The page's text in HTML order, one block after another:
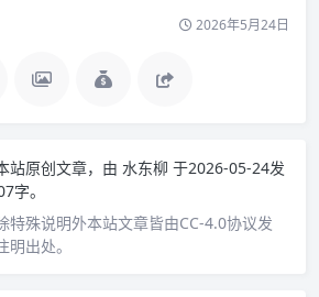
2026年5月24日
站原创文章，由 水东柳 于2026-05-24发
字。
特殊说明外本站文章皆由CC-4.0协议发
出处。